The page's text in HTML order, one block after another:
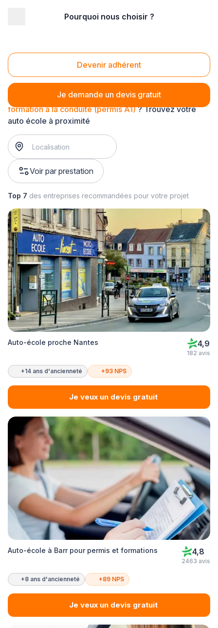
Pourquoi nous choisir ?
Devenir adhérent
Je demande un devis gratuit
Formation à la conduite (permis A1)
formation à la conduite (permis A1)? Trouvez votre
auto école à proximité
Voir par prestation
Top 7 des entreprises recommandées pour votre projet
Auto-école proche Nantes 4,9
182 avis
+14 ans d'ancienneté +93 NPS
Je veux un devis gratuit
Auto-école à Barr pour permis et formations 4,8
2463 avis
+8 ans d'ancienneté +89 NPS
Je veux un devis gratuit